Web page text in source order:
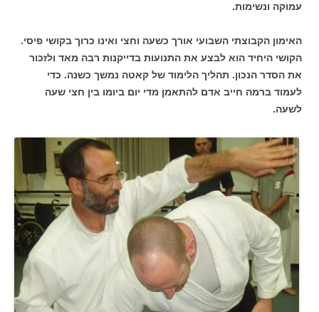
עמוקה ונשימות.
האימון הקבוצתי השבועי אורך כשעה וחצי ואינו כרוך בקושי פיסי.
הקושי היחיד הוא לבצע את התנועות בדייקנות רבה מאד ולזכור
את הסדר הנכון. תהליך הלימוד של קאטה נמשך כשנה. כדי
לעמוד ברמה חייב אדם להתאמן מדי יום ביומו בין חצי שעה
לשעה.